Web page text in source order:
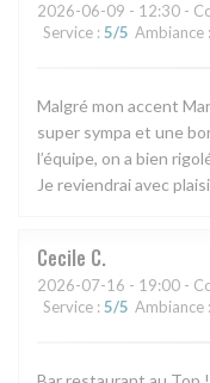
2026-06-09 - 12:30 -
Service : 5/5 Ambiance :
Malgré mon accent
super sympa et une
l’équipe, on a bien
Je reviendrai avec
Cecile C
2026-07-16 - 19:00 -
Service : 5/5 Ambiance :